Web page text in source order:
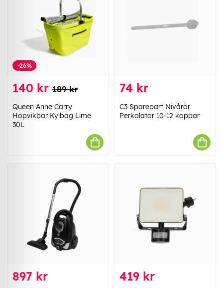
-26%
140 kr 189 kr
Queen Anne Carry
Hopvikbar Kylbag Lime
30L
74 kr
C3 Sparepart Nivårör
Perkolator 10-12 koppar
897 kr 419 kr